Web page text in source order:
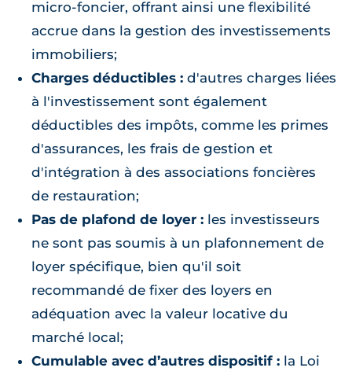
micro-foncier, offrant ainsi une flexibilité
accrue dans la gestion des investissements
immobiliers;
Charges déductibles : d'autres charges liées
à l'investissement sont également
déductibles des impôts, comme les primes
d'assurances, les frais de gestion et
d'intégration à des associations foncières
de restauration;
Pas de plafond de loyer : les investisseurs
ne sont pas soumis à un plafonnement de
loyer spécifique, bien qu'il soit
recommandé de fixer des loyers en
adéquation avec la valeur locative du
marché local;
Cumulable avec d’autres dispositif : la Loi